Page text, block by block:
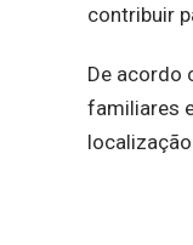
contribuir
De acordo
familiares